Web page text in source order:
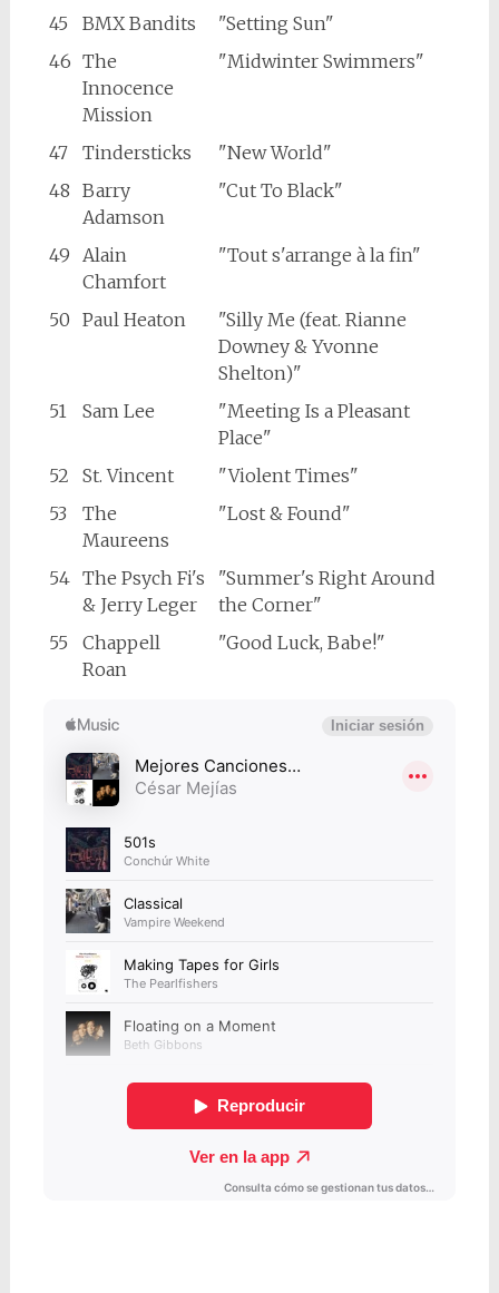
45 BMX Bandits
"Setting Sun"
46 The
Innocence
Mission
"Midwinter Swimmers"
47 Tindersticks
"New World"
48 Barry
Adamson
"Cut To Black"
49 Alain
Chamfort
"Tout s'arrange à la fin"
50 Paul Heaton
"Silly Me (feat. Rianne
Downey & Yvonne
Shelton)"
51
Sam Lee
"Meeting Is a Pleasant
Place"
52
St. Vincent
"Violent Times"
53
The
Maureens
"Lost & Found"
54 The Psych Fi's
& Jerry Leger
"Summer's Right Around
the Corner"
55
Chappell
Roan
"Good Luck, Babe!"